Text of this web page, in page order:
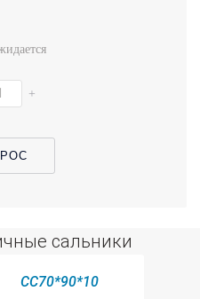
+
сальники
CC70*90*10